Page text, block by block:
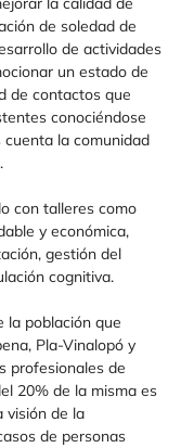
de soledad de
de actividades
un estado de
de contactos que
conociéndose
la comunidad
con talleres como
y económica,
gestión del
cognitiva.
la población que
Pla-Vinalopó y
profesionales de
20% de la misma es
visión de la
de personas